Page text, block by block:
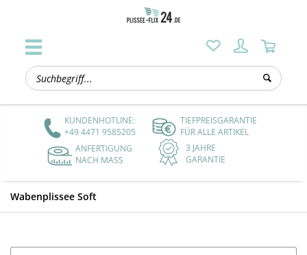
KUNDENHOTLINE:
+49 4471 9585205
TIEFPREISGARANTIE
FÜR ALLE ARTIKEL
ANFERTIGUNG
NACH MASS
3 JAHRE
GARANTIE
Wabenplissee Soft